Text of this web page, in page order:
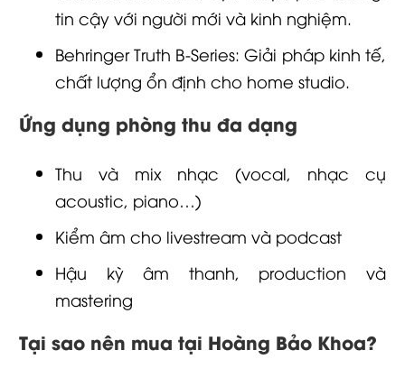
tin cậy với người mới và kinh nghiệm.
Behringer Truth B-Series: Giải pháp kinh tế,
chất lượng ổn định cho home studio.
Ứng dụng phòng thu đa dạng
Thu và mix nhạc (vocal, nhạc cụ
acoustic, piano…)
Kiểm âm cho livestream và podcast
Hậu kỳ âm thanh, production và
mastering
Tại sao nên mua tại Hoàng Bảo Khoa?